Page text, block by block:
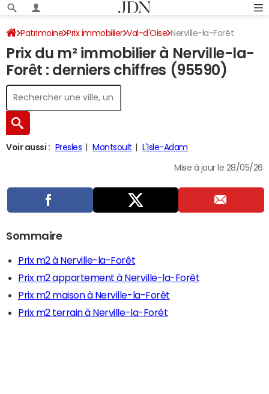
Patrimoine Prix immobilier Val-d'Oise Nerville-la-Forêt
Prix du m² immobilier à Nerville-la-
Forêt : derniers chiffres (95590)
Voir aussi : Presles Montsoult L'Isle-Adam
Mise à jour le 28/05/26
Sommaire
Prix m2 à Nerville-la-Forêt
Prix m2 appartement à Nerville-la-Forêt
Prix m2 maison à Nerville-la-Forêt
Prix m2 terrain à Nerville-la-Forêt